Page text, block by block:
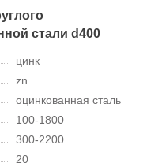
стали d400
цинк
zn
оцинкованная сталь
100-1800
300-2200
20